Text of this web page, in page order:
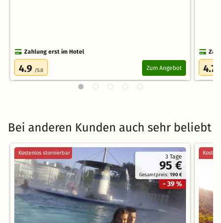
Zahlung erst im Hotel
4.9 /5.0 Zum Angebot 4.7
Bei anderen Kunden auch sehr beliebt
3 Tage
95 €
Gesamtpreis:190 €
- 39 %
Kostenlos stornierbar